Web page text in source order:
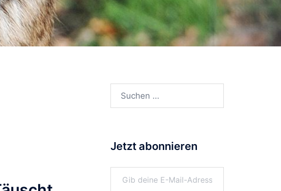
Suchen
Jetzt abonnieren
Gib deine E-Mail-Adresse ein ...